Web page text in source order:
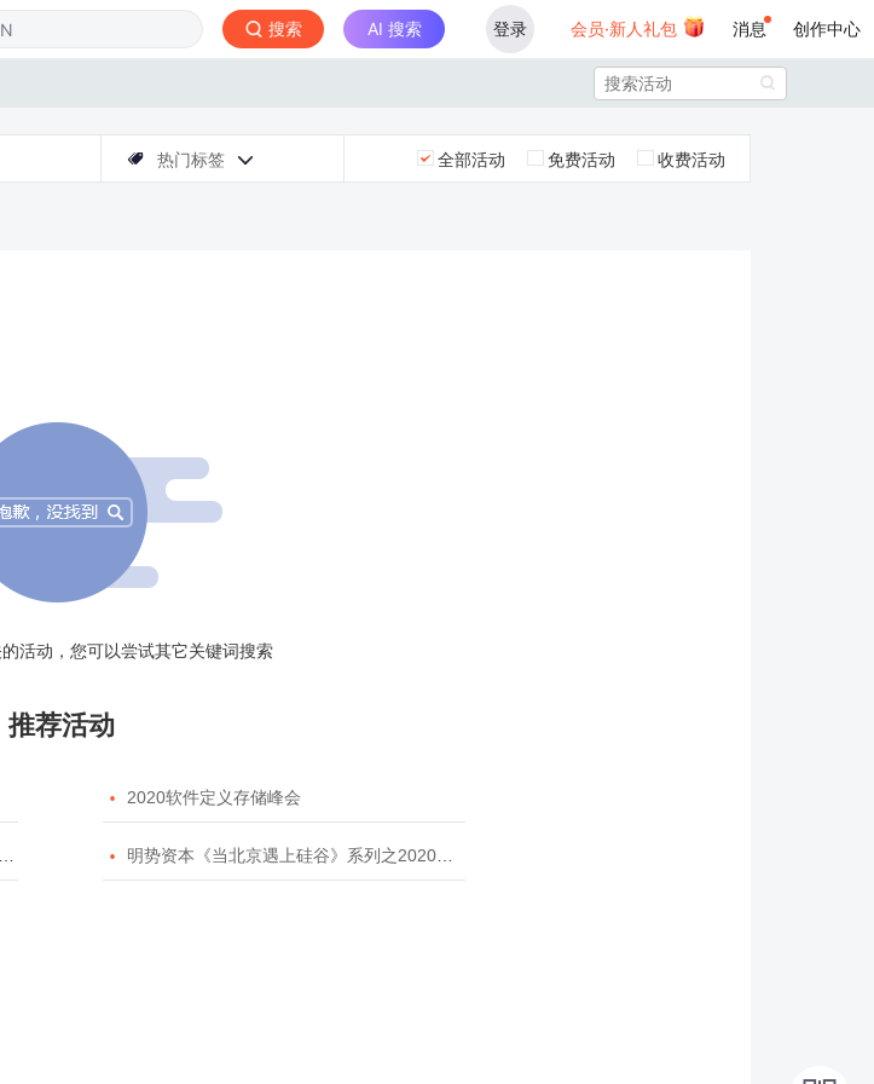
搜索 AI 搜索 登录 会员·新人礼包 消息 创作中心

 热门标签  全部活动 免费活动 收费活动
活动，您可以尝试其它关键词搜索
推荐活动
 2020软件定义存储峰会
 明势资本《当北京遇上硅谷》系列之2020年度开源峰会